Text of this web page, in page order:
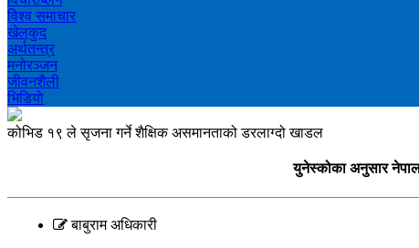
विश्व समाचार
खेलकुद
अर्थतन्त्र
मनोरञ्‍जन
जीवनशैली
भिडियाे
कोभिड १९ ले सृजना गर्ने शैक्षिक असमानताको डरलाग्दो खाडल
युनेस्कोका अनुसार
बाबुराम अधिकारी